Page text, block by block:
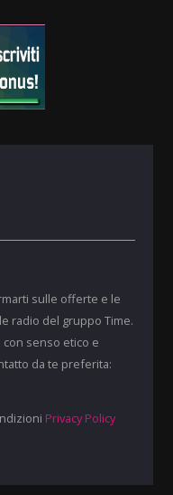
sulle offerte e le
radio del gruppo Time.
senso etico e
da te preferita:
Privacy Policy